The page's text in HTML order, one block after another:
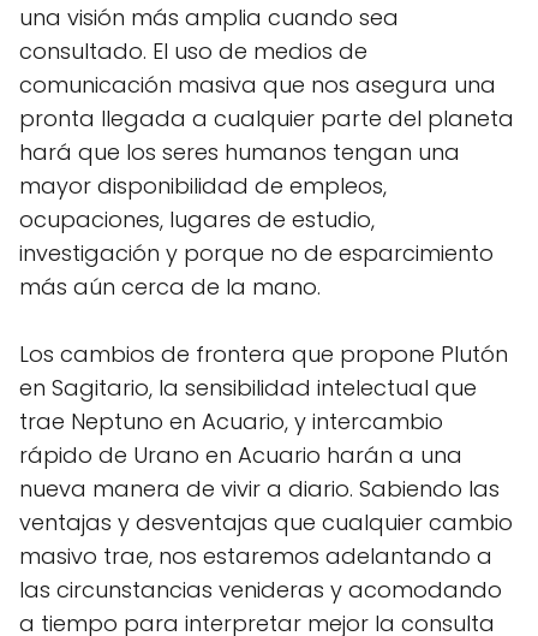
una visión más amplia cuando sea
consultado. El uso de medios de
comunicación masiva que nos asegura una
pronta llegada a cualquier parte del planeta
hará que los seres humanos tengan una
mayor disponibilidad de empleos,
ocupaciones, lugares de estudio,
investigación y porque no de esparcimiento
más aún cerca de la mano.
Los cambios de frontera que propone Plutón
en Sagitario, la sensibilidad intelectual que
trae Neptuno en Acuario, y intercambio
rápido de Urano en Acuario harán a una
nueva manera de vivir a diario. Sabiendo las
ventajas y desventajas que cualquier cambio
masivo trae, nos estaremos adelantando a
las circunstancias venideras y acomodando
a tiempo para interpretar mejor la consulta